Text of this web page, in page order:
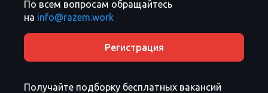
По всем вопросам обращайтесь
на info@razem.work
Регистрация
Получайте подборку бесплатных вакансий